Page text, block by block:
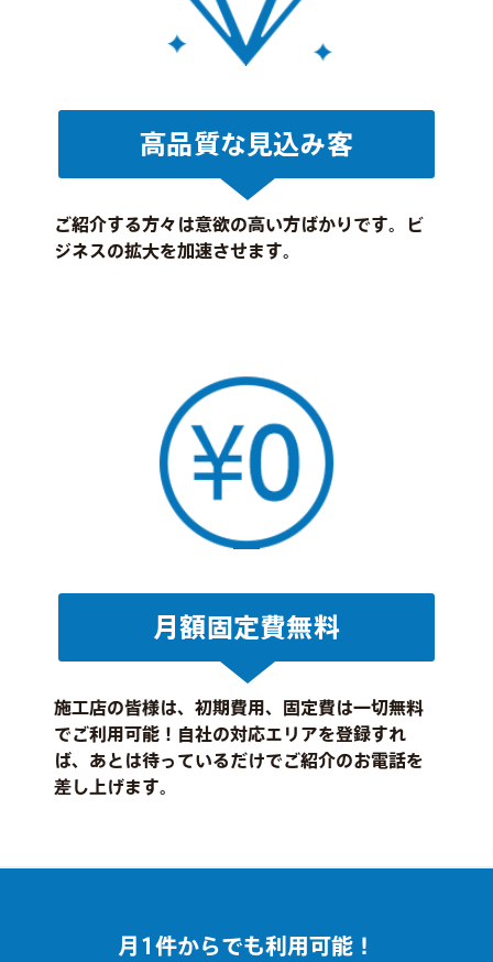
高品質な見込み客
ご紹介する方々は意欲の高い方ばかりです。ビ
ジネスの拡大を加速させます。
月額固定費無料
施工店の皆様は、初期費用、固定費は一切無料
でご利用可能！自社の対応エリアを登録すれ
ば、あとは待っているだけでご紹介のお電話を
差し上げます。
月1件からでも利用可能！